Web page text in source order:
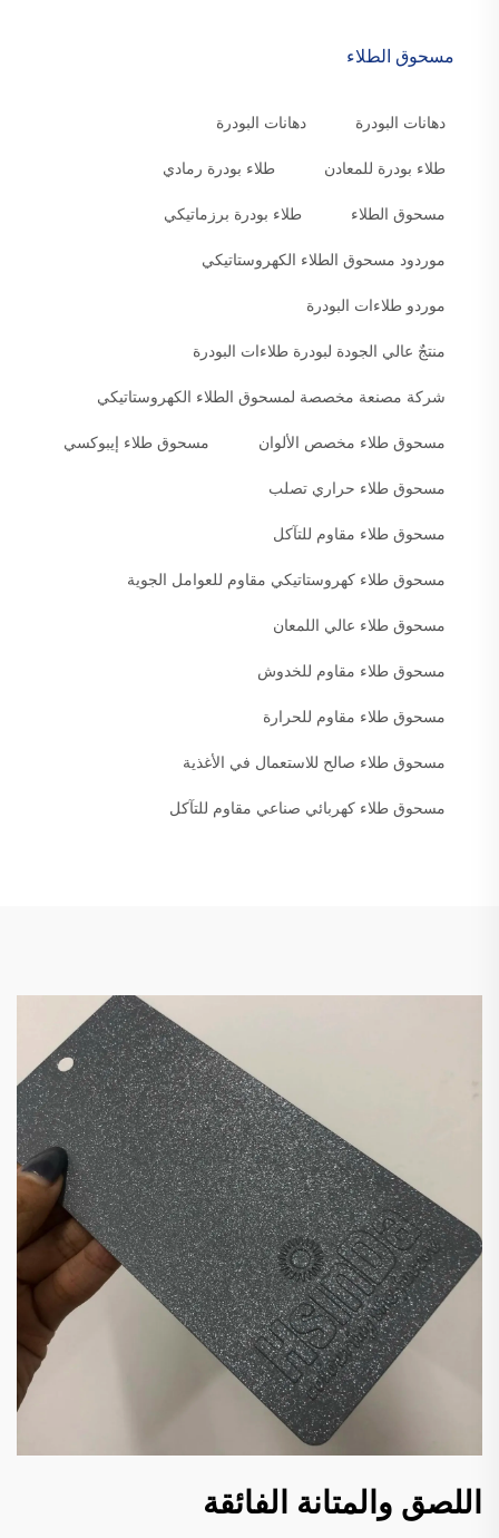
مسحوق الطلاء
دهانات البودرة دهانات البودرة
طلاء بودرة للمعادن طلاء بودرة رمادي
مسحوق الطلاء طلاء بودرة برزماتيكي
موردود مسحوق الطلاء الكهروستاتيكي
موردو طلاءات البودرة
منتجٌ عالي الجودة لبودرة طلاءات البودرة
شركة مصنعة مخصصة لمسحوق الطلاء الكهروستاتيكي
مسحوق طلاء مخصص الألوان مسحوق طلاء إيبوكسي
مسحوق طلاء حراري تصلب
مسحوق طلاء مقاوم للتآكل
مسحوق طلاء كهروستاتيكي مقاوم للعوامل الجوية
مسحوق طلاء عالي اللمعان
مسحوق طلاء مقاوم للخدوش
مسحوق طلاء مقاوم للحرارة
مسحوق طلاء صالح للاستعمال في الأغذية
مسحوق طلاء كهربائي صناعي مقاوم للتآكل
اللصق والمتانة الفائقة